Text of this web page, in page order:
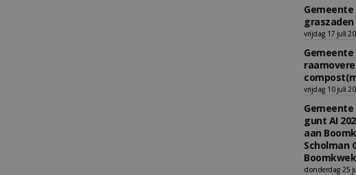
vrijdag 17 juli
vrijdag 10 juli
gunt AI
aan
Scholman
donderdag 25